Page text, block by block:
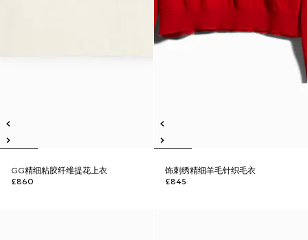
GG精细粘胶纤维提花上衣
£860
饰刺绣精细羊毛针织毛衣
£845